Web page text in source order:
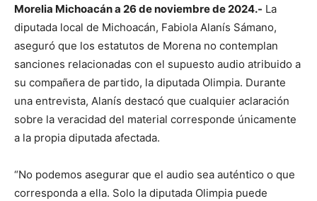
Morelia Michoacán a 26 de noviembre de 2024.- La
diputada local de Michoacán, Fabiola Alanís Sámano,
aseguró que los estatutos de Morena no contemplan
sanciones relacionadas con el supuesto audio atribuido a
su compañera de partido, la diputada Olimpia. Durante
una entrevista, Alanís destacó que cualquier aclaración
sobre la veracidad del material corresponde únicamente
a la propia diputada afectada.
“No podemos asegurar que el audio sea auténtico o que
corresponda a ella. Solo la diputada Olimpia puede